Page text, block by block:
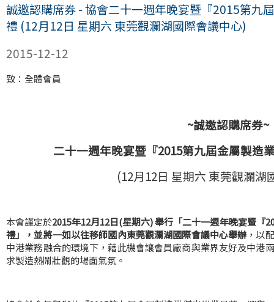
誠邀認購席券 - 協會二十一週年晚宴暨『2015第九
禮 (12月12日 星期六 東莞觀瀾湖國際會議中心)
2015-12-12
致：全體會員
~誠邀認購席券~
二十一週年晚宴暨『2015第九屆金屬製造
(12月12日 星期六 東莞觀瀾湖
本會謹定於2015年12月12日(星期六) 舉行「二十一週年晚宴暨『
禮」，並將一如以往移師國內東莞觀瀾湖國際會議中心舉辦 ，以
中港業務融合的環境下，藉此機會讓會員廠商與業界友好及中港
求製造熱鬧壯觀的場面氣氛。